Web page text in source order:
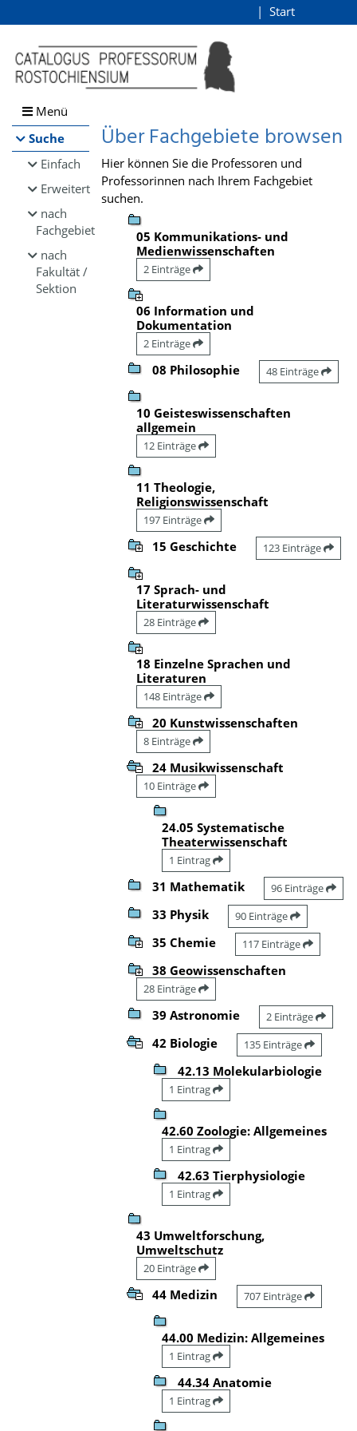
Browsen
direkt zum Inhalt
Start
Menü
Suche
Einfach
Erweitert
nach
Fachgebiet
nach
Fakultät /
Sektion
Über Fachgebiete browsen
Hier können Sie die Professoren und
Professorinnen nach Ihrem Fachgebiet
suchen.
05 Kommunikations- und
Medienwissenschaften
2 Einträge
06 Information und
Dokumentation
2 Einträge
08 Philosophie 48 Einträge
10 Geisteswissenschaften
allgemein
12 Einträge
11 Theologie,
Religionswissenschaft
197 Einträge
15 Geschichte 123 Einträge
17 Sprach- und
Literaturwissenschaft
28 Einträge
18 Einzelne Sprachen und
Literaturen
148 Einträge
20 Kunstwissenschaften
8 Einträge
24 Musikwissenschaft
10 Einträge
24.05 Systematische
Theaterwissenschaft
1 Eintrag
31 Mathematik 96 Einträge
33 Physik 90 Einträge
35 Chemie 117 Einträge
38 Geowissenschaften
28 Einträge
39 Astronomie 2 Einträge
42 Biologie 135 Einträge
42.13 Molekularbiologie
1 Eintrag
42.60 Zoologie: Allgemeines
1 Eintrag
42.63 Tierphysiologie
1 Eintrag
43 Umweltforschung,
Umweltschutz
20 Einträge
44 Medizin 707 Einträge
44.00 Medizin: Allgemeines
1 Eintrag
44.34 Anatomie
1 Eintrag